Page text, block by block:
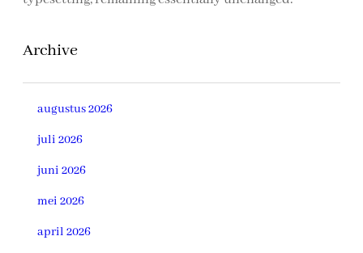
Archive
augustus 2026
juli 2026
juni 2026
mei 2026
april 2026